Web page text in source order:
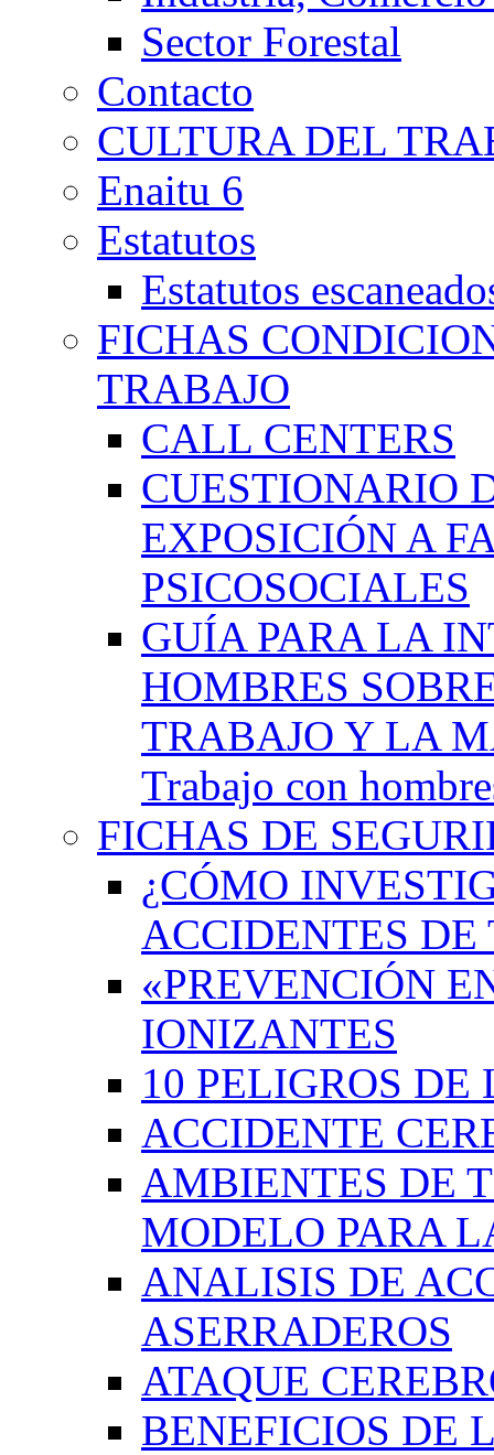
Sector Forestal
Contacto
CULTURA DEL
Enaitu 6
Estatutos
Estatutos
FICHAS
TRABAJO
CALL CENTERS
CUESTIONARIO
EXPOSICIÓN A
PSICOSOCIALES
GUÍA PARA LA
HOMBRES
TRABAJO Y LA
Trabajo con
FICHAS DE
¿CÓMO
ACCIDENTES DE
«PREVENCIÓN
IONIZANTES
10 PELIGROS
ACCIDENTE
AMBIENTES DE
MODELO PARA
ANALISIS DE
ASERRADEROS
ATAQUE
BENEFICIOS DE